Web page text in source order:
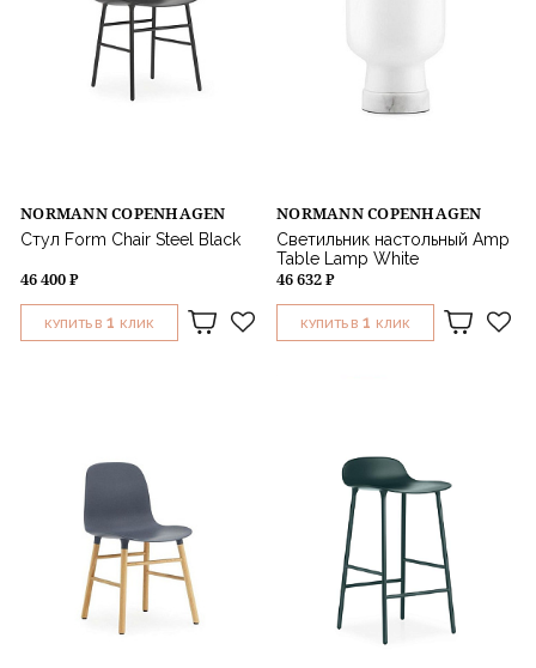
NORMANN COPENHAGEN
Стул Form Chair Steel Black
46 400 ₽
КУПИТЬ В 1 КЛИК
NORMANN COPENHAGEN
Светильник настольный Amp
Table Lamp White
46 632 ₽
КУПИТЬ В 1 КЛИК